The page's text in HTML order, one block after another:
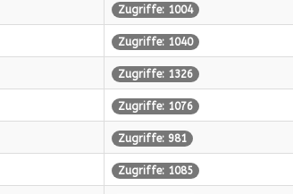
Zugriffe: 1004
Zugriffe: 1040
Zugriffe: 1326
Zugriffe: 1076
Zugriffe: 981
Zugriffe: 1085